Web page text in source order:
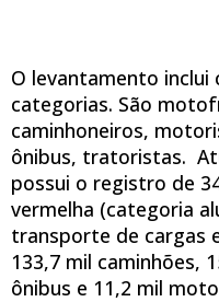
O levantamento
categorias. São
caminhoneiros,
ônibus, tratoristas.
possui o registro de
vermelha (categoria
transporte de cargas
133,7 mil caminhões,
ônibus e 11,2 mil